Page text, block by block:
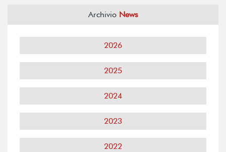
Archivio News
2026
2025
2024
2023
2022